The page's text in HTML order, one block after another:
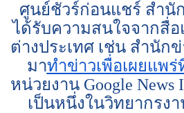
ศูนย์ชัวร์ก่อนแชร์ สำนั
ได้รับความสนใจจากสื่
ต่างประเทศ เช่น สำนัก
มาทำข่าวเพื่อเผยแพ
หน่วยงาน Google News
เป็นหนึ่งในวิทยากรง